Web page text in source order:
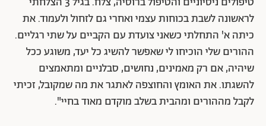
לראשונה לשבת בכוחות עצמי ואחרי גם לזחול ולעמוד. את
כיתה א' התחלתי כשאני צועדת עם הקביים על שתי רגליים.
ההורים שלי הוכיחו לי שאפשר להשיג כל יעד, משוגע ככל
שיהיה, אם רק מאמינים, נחושים, סבלניים ומתאמצים
להשגתו. את האומץ והחוצפה לאתגר את מה שמקובל, זכיתי
לקבל מההורים ומהבית בשלב מוקדם מאוד בחיי".